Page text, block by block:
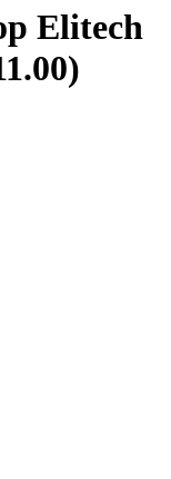
Elitech